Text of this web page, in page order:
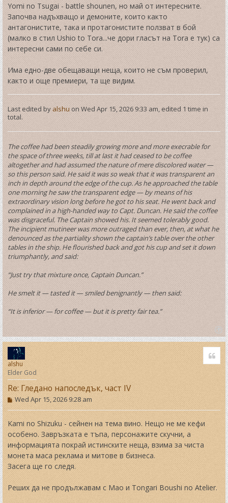
Yomi no Tsugai - battle shounen, но май от интересните.
Започва надъхващо и демоните, които както
антагонистите, така и протагонистите ползват в бой
(малко в стил Ushio to Tora...че дори гласът на Tora е тук) са
интересни сами по себе си.
Има едно-две обещаващи неща, които не съм проверил,
както и още премиери, та ще видим.
Last edited byalshuon Wed Apr 15, 2026 9:33 am, edited 1 time in
total.
The coffee had been steadily growing more and more execrable for
the space of three weeks, till at last it had ceased to be coffee
altogether and had assumed the nature of mere discolored water —
so this person said. He said it was so weak that it was transparent an
inch in depth around the edge of the cup. As he approached the table
one morning he saw the transparent edge — by means of his
extraordinary vision long before he got to his seat. He went back and
complained in a high-handed way to Capt. Duncan. He said the coffee
was disgraceful. The Captain showed his. It seemed tolerably good.
The incipient mutineer was more outraged than ever, then, at what he
denounced as the partiality shown the captain’s table over the other
tables in the ship. He flourished back and got his cup and set it down
triumphantly, and said:
“Just try that mixture once, Captain Duncan.”
He smelt it — tasted it — smiled benignantly — then said:
“It is inferior — for coffee — but it is pretty fair tea.”
T
o
p
alshu
Elder God
Re: Гледано напоследък, част IV
P
o
s
t
Wed Apr 15, 2026 9:28 am
Kami no Shizuku - сейнен на тема вино. Нещо не ме кефи
особено. Завръзката е тъпа, персонажите скучни, а
информацията покрай истинските неща, взима за чиста
монета маса реклама и митове в бизнеса.
Засега ще го следя.
Реших да не продължавам с Mao и Tongari Boushi no Atelier.